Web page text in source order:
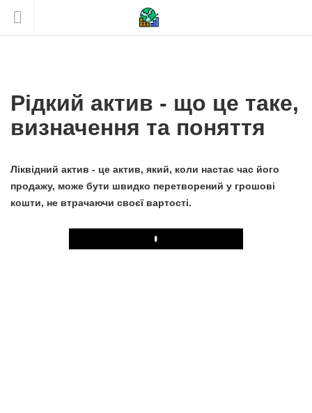
Рідкий актив - що це таке,
визначення та поняття
Ліквідний актив - це актив, який, коли настає час його
продажу, може бути швидко перетворений у грошові
кошти, не втрачаючи своєї вартості.
Play